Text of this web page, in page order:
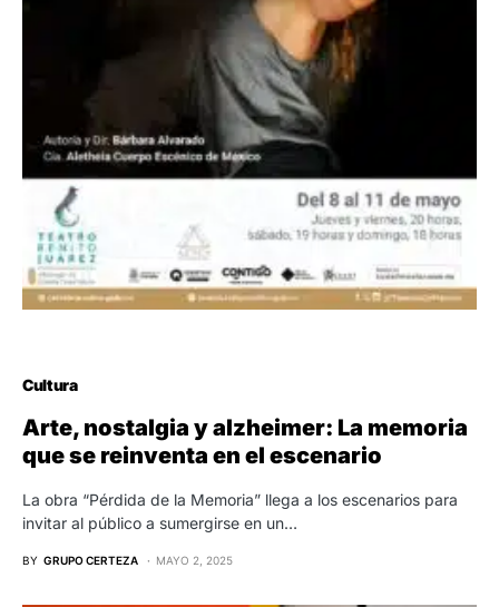
Cultura
Arte, nostalgia y alzheimer: La memoria
que se reinventa en el escenario
La obra “Pérdida de la Memoria” llega a los escenarios para
invitar al público a sumergirse en un…
BY GRUPO CERTEZA MAYO 2, 2025